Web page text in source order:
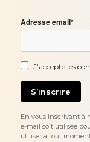
Adresse email*
J’accepte les
En vous inscrivant à
e-mail soit utilisée
utiliser à tout